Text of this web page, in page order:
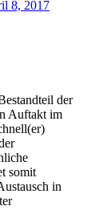
8, 2017
der
Auftakt im
somit
in